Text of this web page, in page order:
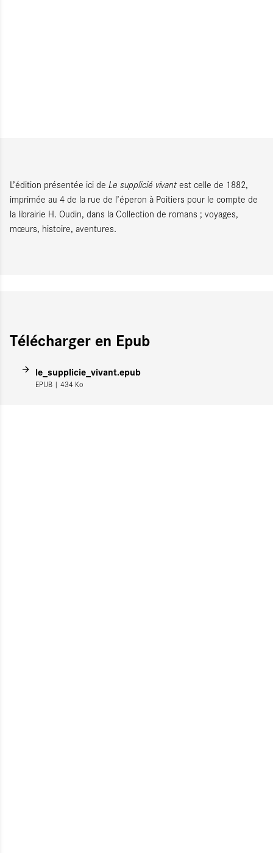
L’édition présentée ici de Le supplicié vivantest celle de 1882,
imprimée au 4 de la rue de l’éperon à Poitiers pour le compte de
la librairie H. Oudin, dans la Collection de romans ; voyages,
mœurs, histoire, aventures.
Télécharger en Epub
le_supplicie_vivant.epub
EPUB | 434 Ko